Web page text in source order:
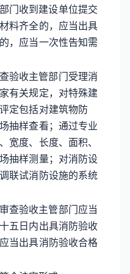
门收到建设单位提交
料齐全的，应当出具
，应当一次性告知需
收主管部门受理消
有关规定，对特殊建
定包括对建筑物防
抽样查看；通过专业
宽度、长度、面积、
抽样测量；对消防设
联试消防设施的系统
验收主管部门应当
五日内出具消防验收
当出具消防验收合格